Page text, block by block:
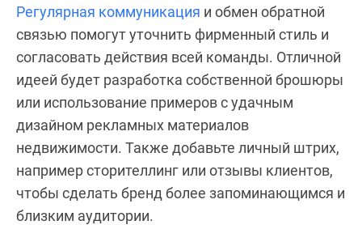
Регулярная коммуникация и обмен обратной
связью помогут уточнить фирменный стиль и
согласовать действия всей команды. Отличной
идеей будет разработка собственной брошюры
или использование примеров с удачным
дизайном рекламных материалов
недвижимости. Также добавьте личный штрих,
например сторителлинг или отзывы клиентов,
чтобы сделать бренд более запоминающимся и
близким аудитории.